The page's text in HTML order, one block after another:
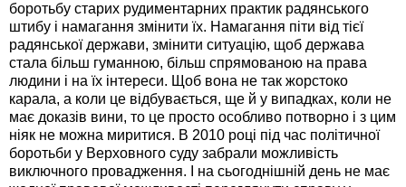
боротьбу старих рудиментарних практик радянського
штибу і намагання змінити їх. Намагання піти від тієї
радянської держави, змінити ситуацію, щоб держава
стала більш гуманною, більш спрямованою на права
людини і на їх інтереси. Щоб вона не так жорстоко
карала, а коли це відбувається, ще й у випадках, коли не
має доказів вини, то це просто особливо потворно і з цим
ніяк не можна миритися. В 2010 році під час політичної
боротьби у Верховного суду забрали можливість
виключного провадження. І на сьогоднішній день не має